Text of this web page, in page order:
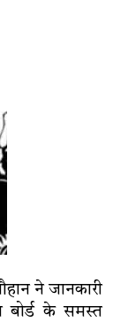
ने जानकारी
बोर्ड के समस्त